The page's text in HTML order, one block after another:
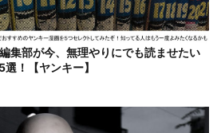
集部が今、無理やりにでも読ませたい
！【ヤンキー】